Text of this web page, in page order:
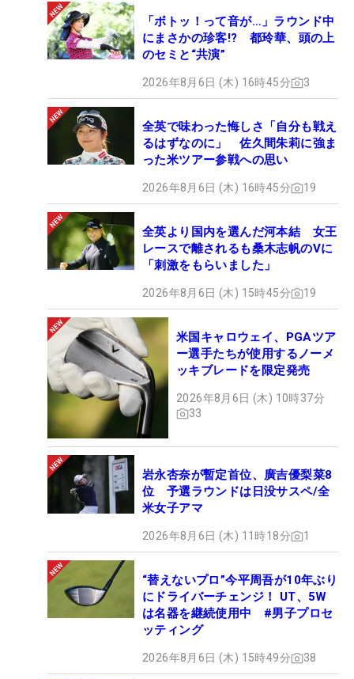
「ボトッ！って音が…」ラウンド中
にまさかの珍客!? 都玲華、頭の上
のセミと“共演”
2026年8月6日 (木) 16時45分 3
全英で味わった悔しさ「自分も戦え
るはずなのに」 佐久間朱莉に強ま
った米ツアー参戦への思い
2026年8月6日 (木) 16時45分 19
全英より国内を選んだ河本結 女王
レースで離されるも桑木志帆のVに
「刺激をもらいました」
2026年8月6日 (木) 15時45分 19
米国キャロウェイ、PGAツア
ー選手たちが使用するノーメ
ッキブレードを限定発売
2026年8月6日 (木) 10時37分
33
岩永杏奈が暫定首位、廣吉優梨菜8
位 予選ラウンドは日没サスペ/全
米女子アマ
2026年8月6日 (木) 11時18分 1
“替えないプロ”今平周吾が10年ぶり
にドライバーチェンジ！ UT、5W
は名器を継続使用中 #男子プロセ
ッティング
2026年8月6日 (木) 15時49分 38